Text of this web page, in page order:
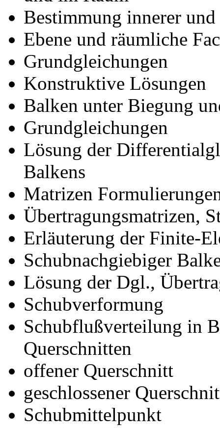
Bestimmung innerer
Ebene und räumliche
Grundgleichungen
Konstruktive Lösungen
Balken unter Biegung
Grundgleichungen
Lösung der
Balkens
Matrizen
Übertragungsmatrizen,
Erläuterung der Finite-
Schubnachgiebiger
Lösung der Dgl.,
Schubverformung
Schubflußverteilung in
Querschnitten
offener Querschnitt
geschlossener
Schubmittelpunkt